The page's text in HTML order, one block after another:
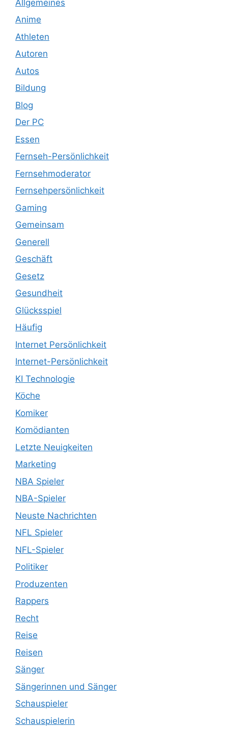
Allgemeines
Anime
Athleten
Autoren
Autos
Bildung
Blog
Der PC
Essen
Fernseh-Persönlichkeit
Fernsehmoderator
Fernsehpersönlichkeit
Gaming
Gemeinsam
Generell
Geschäft
Gesetz
Gesundheit
Glücksspiel
Häufig
Internet Persönlichkeit
Internet-Persönlichkeit
KI Technologie
Köche
Komiker
Komödianten
Letzte Neuigkeiten
Marketing
NBA Spieler
NBA-Spieler
Neuste Nachrichten
NFL Spieler
NFL-Spieler
Politiker
Produzenten
Rappers
Recht
Reise
Reisen
Sänger
Sängerinnen und Sänger
Schauspieler
Schauspielerin